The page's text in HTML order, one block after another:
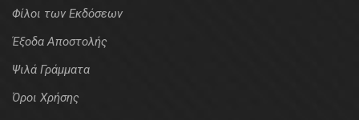
Φίλοι των Εκδόσεων
Έξοδα Αποστολής
Ψιλά Γράμματα
Όροι Χρήσης